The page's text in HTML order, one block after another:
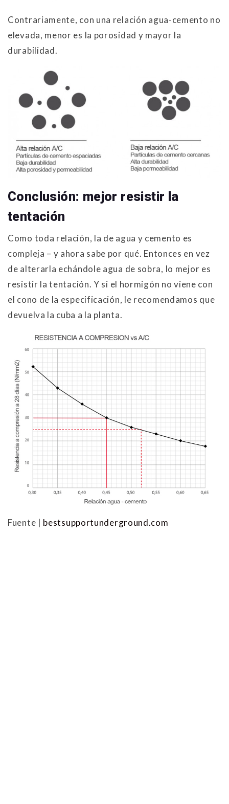
Contrariamente, con una relación agua-cemento no
elevada, menor es la porosidad y mayor la
durabilidad.
Conclusión: mejor resistir la
tentación
Como toda relación, la de agua y cemento es
compleja – y ahora sabe por qué. Entonces en vez
de alterarla echándole agua de sobra, lo mejor es
resistir la tentación. Y si el hormigón no viene con
el cono de la especificación, le recomendamos que
devuelva la cuba a la planta.
Fuente | bestsupportunderground.com